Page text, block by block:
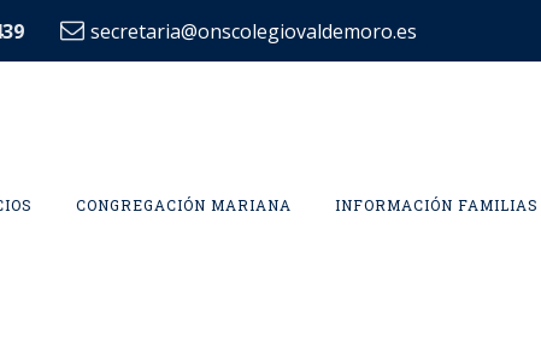
secretaria@onscolegiovaldemoro.es
CONGREGACIÓN MARIANA INFORMACIÓN FAMILIAS